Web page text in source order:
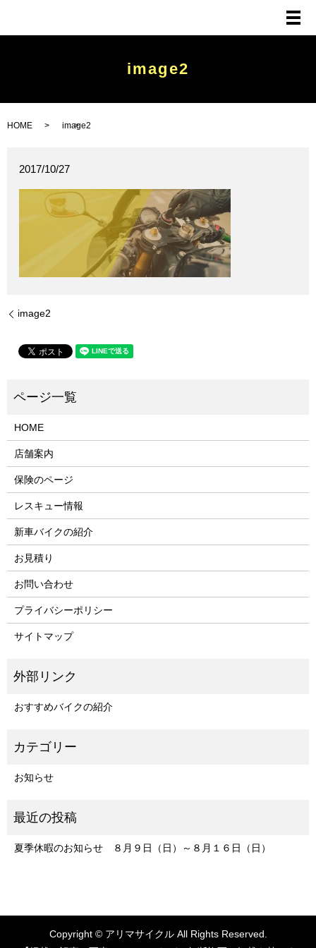
メ
image2
HOME image2
2017/10/27
image2
HOME
店舗案内
保険のページ
レスキュー情報
新車バイクの紹介
お見積り
お問い合わせ
プライバシーポリシー
サイトマップ
おすすめバイクの紹介
お知らせ
夏季休暇のお知らせ ８月９日（日）～８月１６日（日）
Copyright © アリマサイクル All Rights Reserved.